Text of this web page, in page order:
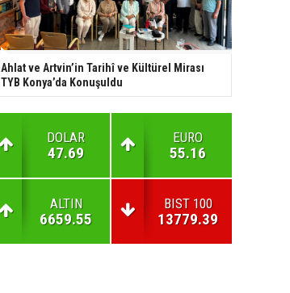
Ahlat ve Artvin’in Tarihî ve Kültürel Mirası
TYB Konya’da Konuşuldu
DOLAR
47.69
EURO
55.16
ALTIN
6659.55
BIST 100
13779.39